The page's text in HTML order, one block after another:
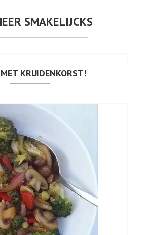
SMAKELIJCKS
KRUIDENKORST!